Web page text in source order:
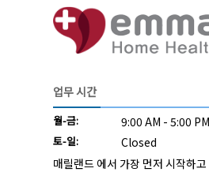
업무 시간
월-금: 9:00 AM - 5:00 PM
토-일:
Closed
매릴랜드 에서 가장 먼저 시작하